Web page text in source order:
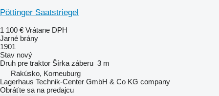
Pöttinger Saatstriegel
1 100 € Vrátane DPH
Jarné brány
1901
Stav nový
Druh pre traktor Šírka záberu 3 m
Rakúsko, Korneuburg
Lagerhaus Technik-Center GmbH & Co KG company
Obráťte sa na predajcu